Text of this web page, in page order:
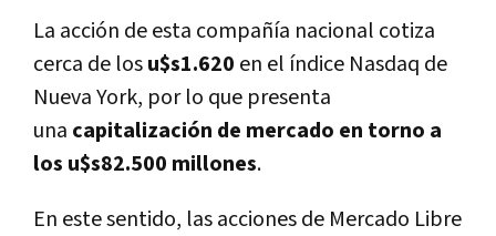
La acción de esta compañía nacional cotiza
cerca de losu$s1.620 en el índice Nasdaq de
Nueva York, por lo que presenta
una capitalización de mercado en torno a
los u$s82.500 millones.
En este sentido, las acciones de Mercado Libre